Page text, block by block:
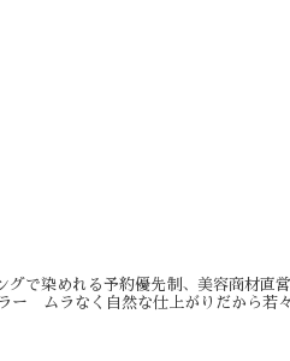
グで染めれる予約優先制、美容商材直
ー ムラなく自然な仕上がりだから若